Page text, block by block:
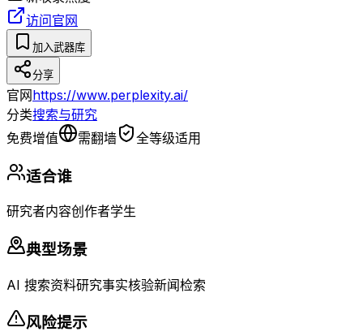
访问官网
加入武器库
分享
官网https://www.perplexity.ai/
分类搜索与研究
免费增值
需翻墙 全等级适用
适合谁
研究者内容创作者学生
典型场景
AI 搜索资料研究事实核验新闻检索
风险提示